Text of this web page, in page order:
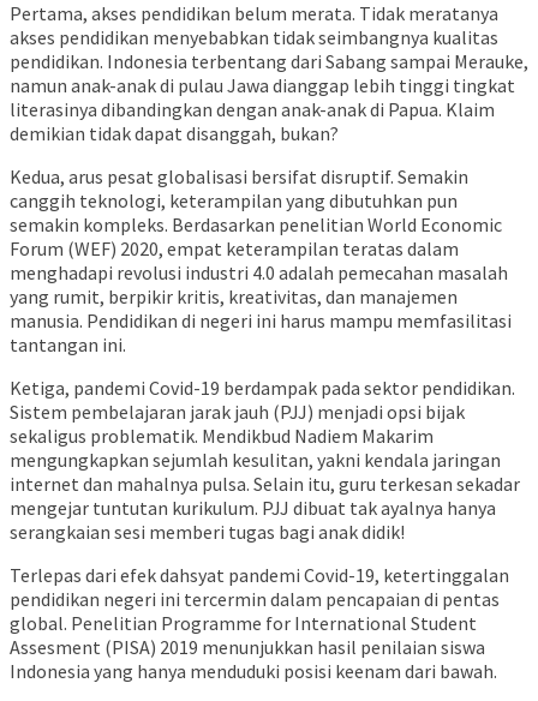
Pertama, akses pendidikan belum merata. Tidak meratanya
akses pendidikan menyebabkan tidak seimbangnya kualitas
pendidikan. Indonesia terbentang dari Sabang sampai Merauke,
namun anak-anak di pulau Jawa dianggap lebih tinggi tingkat
literasinya dibandingkan dengan anak-anak di Papua. Klaim
demikian tidak dapat disanggah, bukan?
Kedua, arus pesat globalisasi bersifat disruptif. Semakin
canggih teknologi, keterampilan yang dibutuhkan pun
semakin kompleks. Berdasarkan penelitian World Economic
Forum (WEF) 2020, empat keterampilan teratas dalam
menghadapi revolusi industri 4.0 adalah pemecahan masalah
yang rumit, berpikir kritis, kreativitas, dan manajemen
manusia. Pendidikan di negeri ini harus mampu memfasilitasi
tantangan ini.
Ketiga, pandemi Covid-19 berdampak pada sektor pendidikan.
Sistem pembelajaran jarak jauh (PJJ) menjadi opsi bijak
sekaligus problematik. Mendikbud Nadiem Makarim
mengungkapkan sejumlah kesulitan, yakni kendala jaringan
internet dan mahalnya pulsa. Selain itu, guru terkesan sekadar
mengejar tuntutan kurikulum. PJJ dibuat tak ayalnya hanya
serangkaian sesi memberi tugas bagi anak didik!
Terlepas dari efek dahsyat pandemi Covid-19, ketertinggalan
pendidikan negeri ini tercermin dalam pencapaian di pentas
global. Penelitian Programme for International Student
Assesment (PISA) 2019 menunjukkan hasil penilaian siswa
Indonesia yang hanya menduduki posisi keenam dari bawah.